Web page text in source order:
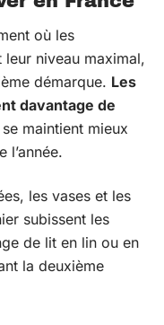
où les
niveau maximal,
démarque. Les
davantage de
maintient mieux
l’année.
les vases et les
subissent les
de lit en lin ou en
la deuxième